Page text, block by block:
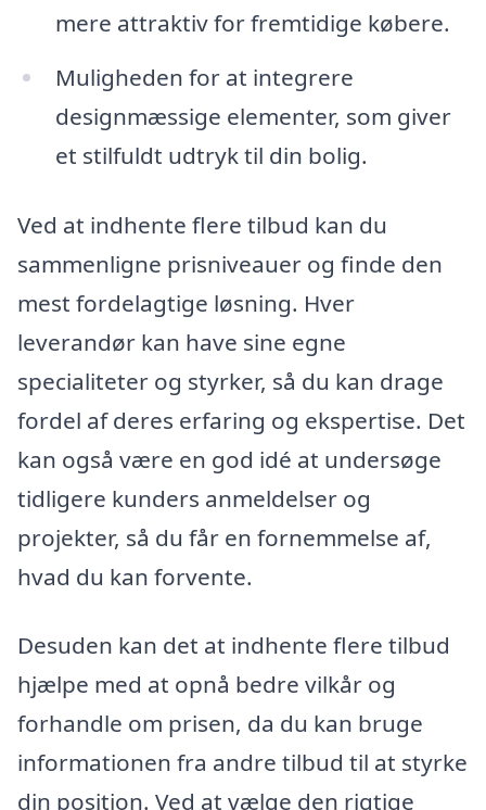
mere attraktiv for fremtidige købere.
Muligheden for at integrere
designmæssige elementer, som giver
et stilfuldt udtryk til din bolig.
Ved at indhente flere tilbud kan du
sammenligne prisniveauer og finde den
mest fordelagtige løsning. Hver
leverandør kan have sine egne
specialiteter og styrker, så du kan drage
fordel af deres erfaring og ekspertise. Det
kan også være en god idé at undersøge
tidligere kunders anmeldelser og
projekter, så du får en fornemmelse af,
hvad du kan forvente.
Desuden kan det at indhente flere tilbud
hjælpe med at opnå bedre vilkår og
forhandle om prisen, da du kan bruge
informationen fra andre tilbud til at styrke
din position. Ved at vælge den rigtige